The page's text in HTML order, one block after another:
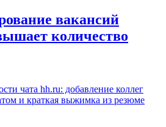
вакансий
количество